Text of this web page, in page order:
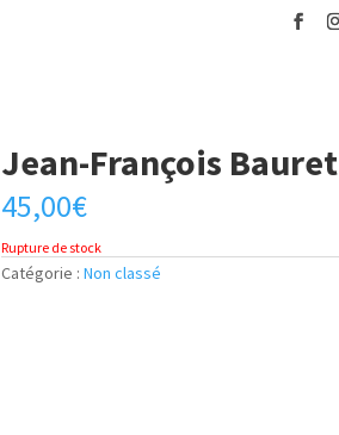
Jean-François Bauret
45,00€
Rupture de stock
Catégorie : Non classé